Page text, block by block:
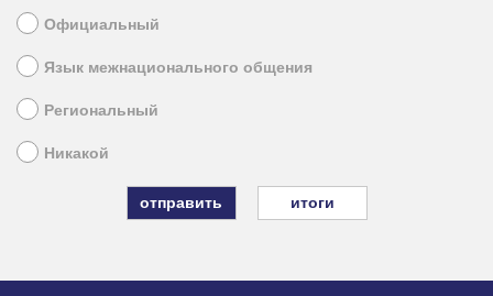
Официальный
Язык межнационального общения
Региональный
Никакой
итоги